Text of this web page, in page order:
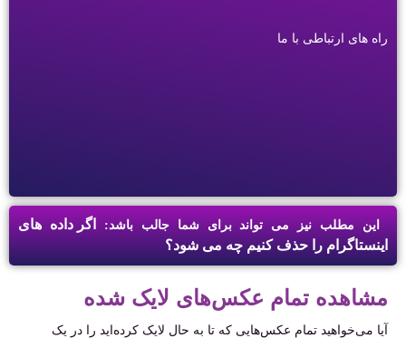
راه های ارتباطی با ما
این مطلب نیز می تواند برای شما جالب باشد:
اگر داده های
اینستاگرام را حذف کنیم چه می شود؟
مشاهده تمام عکس‌های لایک شده
آیا می‌خواهید تمام عکس‌هایی که تا به حال لایک کرده‌اید را در یک